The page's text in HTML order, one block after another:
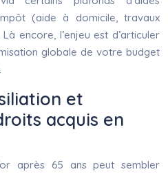
(aide à domicile, travaux
encore, l’enjeu est d’articuler
globale de votre budget
et
acquis en
après 65 ans peut sembler